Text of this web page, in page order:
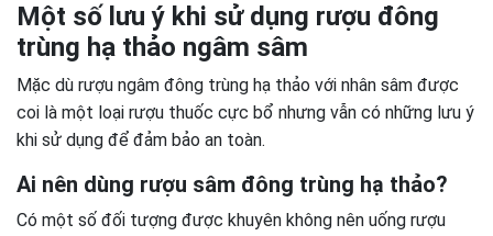
Một số lưu ý khi sử dụng rượu đông
trùng hạ thảo ngâm sâm
Mặc dù rượu ngâm đông trùng hạ thảo với nhân sâm được
coi là một loại rượu thuốc cực bổ nhưng vẫn có những lưu ý
khi sử dụng để đảm bảo an toàn.
Ai nên dùng rượu sâm đông trùng hạ thảo?
Có một số đối tượng được khuyên không nên uống rượu